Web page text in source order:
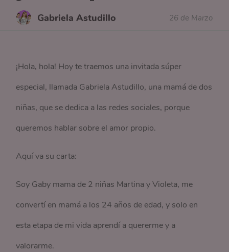
Gabriela Astudillo 26 de Marzo
¡Hola, hola! Hoy te traemos una invitada súper
especial, llamada Gabriela Astudillo, una mamá de dos
niñas, que se dedica a las redes sociales, porque
queremos hablar sobre el amor propio.
Aquí va su carta:
Soy Gaby mama de 2 niñas Martina y Violeta, me
convertí en mamá a los 24 años de edad, y solo en
esta etapa de mi vida aprendí a quererme y a
valorarme.